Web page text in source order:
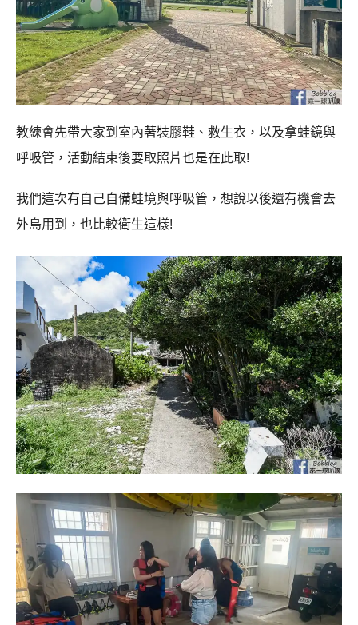
教練會先帶大家到室內著裝膠鞋、救生衣，以及拿蛙鏡與
呼吸管，活動結束後要取照片也是在此取!
我們這次有自己自備蛙境與呼吸管，想說以後還有機會去
外島用到，也比較衛生這樣!